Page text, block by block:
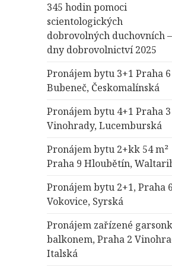
345 hodin pomoci
scientologických
dobrovolných duchovních –
dny dobrovolnictví 2025
Pronájem bytu 3+1 Praha 6
Bubeneč, Českomalínská
Pronájem bytu 4+1 Praha 3
Vinohrady, Lucemburská
Pronájem bytu 2+kk 54 m²
Praha 9 Hloubětín,
Pronájem bytu 2+1, Praha
Vokovice, Syrská
Pronájem zařízené
balkonem, Praha 2
Italská